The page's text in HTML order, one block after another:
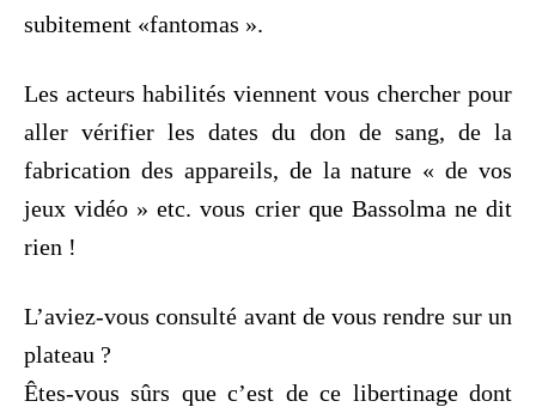
subitement «fantomas ».
Les acteurs habilités viennent vous chercher pour
aller vérifier les dates du don de sang, de la
fabrication des appareils, de la nature « de vos
jeux vidéo » etc. vous crier que Bassolma ne dit
rien !
L’aviez-vous consulté avant de vous rendre sur un
plateau ?
Êtes-vous sûrs que c’est de ce libertinage dont